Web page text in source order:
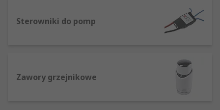
Sterowniki do pomp
Zawory grzejnikowe